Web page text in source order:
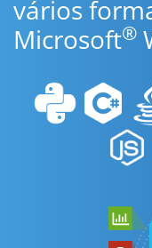
vários
Microsoft®